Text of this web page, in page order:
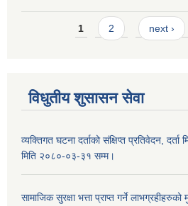
Pages1 2 next ›
विधुतीय शुसासन सेवा
व्यक्तिगत घटना दर्ताको संक्षिप्त प्रतिवेदन,
मिति २०८०-०३-३१ सम्म।
सामाजिक सुरक्षा भत्ता प्राप्त गर्ने